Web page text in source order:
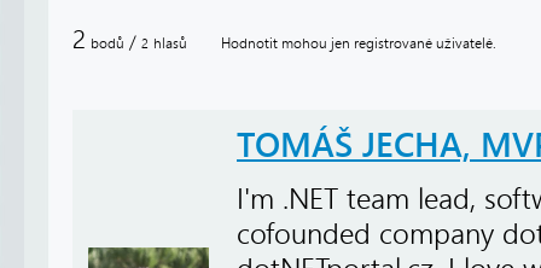
2 bodů / 2 hlasů Hodnotit mohou jen registrované uživatelé.
TOMÁŠ JECHA,
I'm .NET team lead,
cofounded company